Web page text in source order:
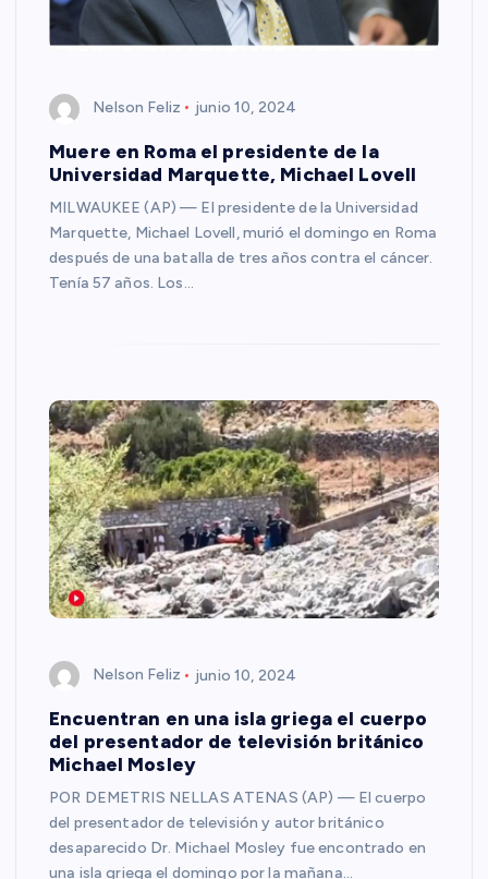
Nelson Feliz junio 10, 2024
Muere en Roma el presidente de la
Universidad Marquette, Michael Lovell
MILWAUKEE (AP) — El presidente de la Universidad
Marquette, Michael Lovell, murió el domingo en Roma
después de una batalla de tres años contra el cáncer.
Tenía 57 años. Los…
Nelson Feliz junio 10, 2024
Encuentran en una isla griega el cuerpo
del presentador de televisión británico
Michael Mosley
POR DEMETRIS NELLAS ATENAS (AP) — El cuerpo
del presentador de televisión y autor británico
desaparecido Dr. Michael Mosley fue encontrado en
una isla griega el domingo por la mañana…